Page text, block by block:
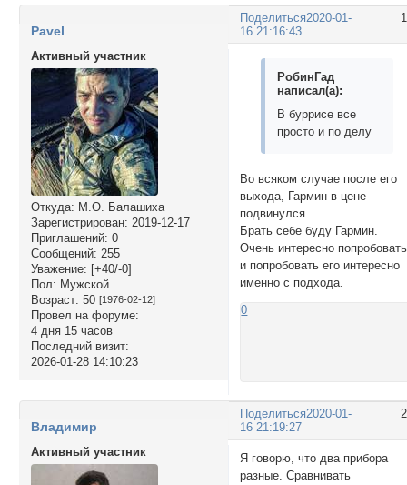
Поделиться2020-01-
16 21:16:43
Pavel
Активный участник
Откуда: М.О. Балашиха
Зарегистрирован: 2019-12-17
Приглашений: 0
Сообщений: 255
Уважение: [+40/-0]
Пол: Мужской
Возраст: 50 [1976-02-12]
Провел на форуме:
4 дня 15 часов
Последний визит:
2026-01-28 14:10:23
РобинГад
написал(а):
В буррисе все
просто и по делу
Во всяком случае после его
выхода, Гармин в цене
подвинулся.
Брать себе буду Гармин.
Очень интересно попробовать
и попробовать его интересно
именно с подхода.
0
Поделиться2020-01-
16 21:19:27
Владимир
Активный участник
Я говорю, что два прибора
разные. Сравнивать